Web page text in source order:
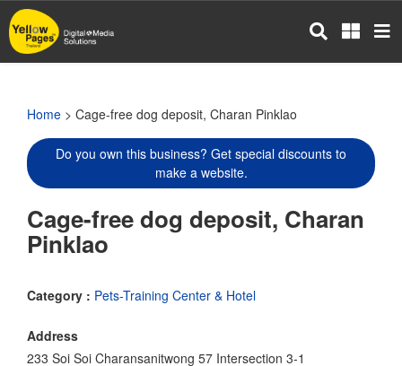
Skip
to
main
Home > Cage-free dog deposit, Charan Pinklao
Do you own this business? Get special discounts to
make a website.
Cage-free dog deposit, Charan
Pinklao
Category : Pets-Training Center & Hotel
Address
233 Soi Soi Charansanitwong 57 Intersection 3-1